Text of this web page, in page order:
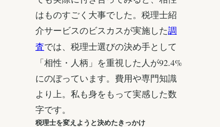
はものすごく大事でした。税理士紹
介サービスのビスカスが実施した調
査では、税理士選びの決め手として
「相性・人柄」を重視した人が92.4%
にのぼっています。費用や専門知識
より上。私も身をもって実感した数
字です。
税理士を変えようと決めたきっかけ